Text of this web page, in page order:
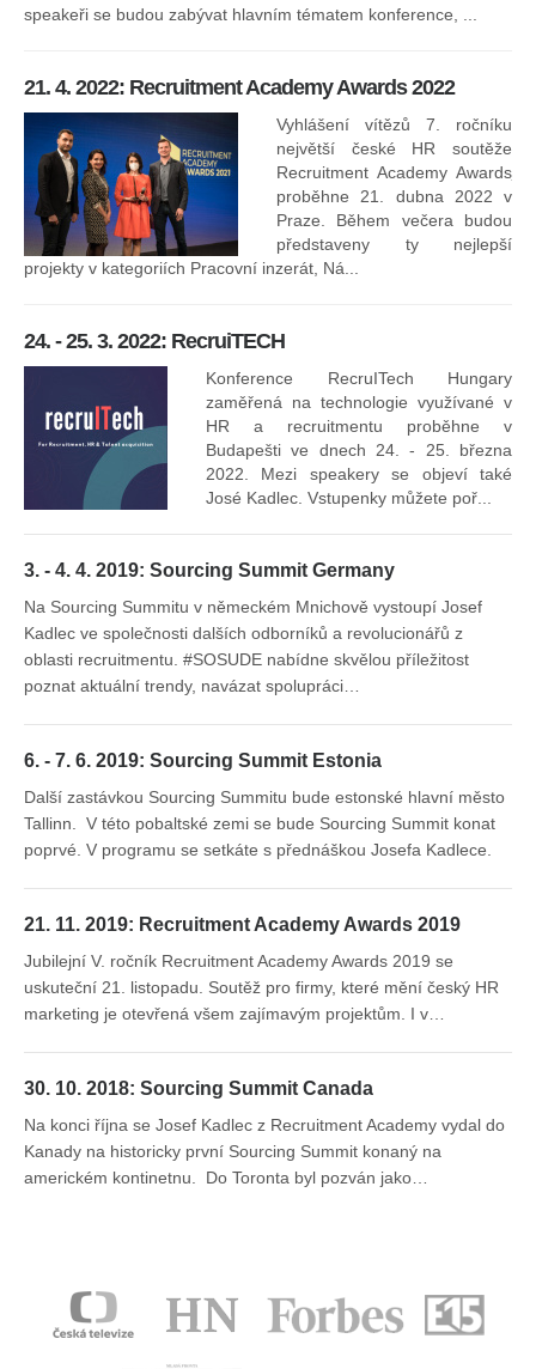
speakeři se budou zabývat hlavním tématem konference, ...
21. 4. 2022: Recruitment Academy Awards 2022
Vyhlášení vítězů 7. ročníku
největší české HR soutěže
Recruitment Academy Awards
proběhne 21. dubna 2022 v
Praze. Během večera budou
představeny ty nejlepší
projekty v kategoriích Pracovní inzerát, Ná...
24. - 25. 3. 2022: RecruiTECH
Konference RecruITech Hungary
zaměřená na technologie využívané v
HR a recruitmentu proběhne v
Budapešti ve dnech 24. - 25. března
2022. Mezi speakery se objeví také
José Kadlec. Vstupenky můžete poř...
3. - 4. 4. 2019: Sourcing Summit Germany
Na Sourcing Summitu v německém Mnichově vystoupí Josef
Kadlec ve společnosti dalších odborníků a revolucionářů z
oblasti recruitmentu. #SOSUDE nabídne skvělou příležitost
poznat aktuální trendy, navázat spolupráci…
6. - 7. 6. 2019: Sourcing Summit Estonia
Další zastávkou Sourcing Summitu bude estonské hlavní město
Tallinn. V této pobaltské zemi se bude Sourcing Summit konat
poprvé. V programu se setkáte s přednáškou Josefa Kadlece.
21. 11. 2019: Recruitment Academy Awards 2019
Jubilejní V. ročník Recruitment Academy Awards 2019 se
uskuteční 21. listopadu. Soutěž pro firmy, které mění český HR
marketing je otevřená všem zajímavým projektům. I v…
30. 10. 2018: Sourcing Summit Canada
Na konci října se Josef Kadlec z Recruitment Academy vydal do
Kanady na historicky první Sourcing Summit konaný na
americkém kontinetnu. Do Toronta byl pozván jako…